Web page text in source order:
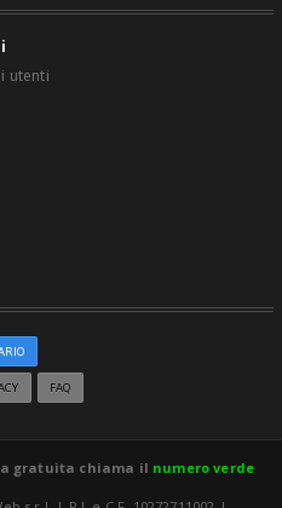
utenti
FAQ
gratuita chiama il numero verde